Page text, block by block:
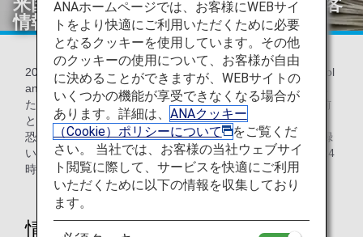
米国行き路線における米国CDCへの旅客
情報提供について
2025年11月25日より米国CDC（Centers for Disease Control
and Prevention）へのお客様情報の提供項目が変更されまし
たが、システムの改修が完了するまでの間、引き続き変更前
と同様にお客様情報の入力が必要になります。
恐れ入りますが、出発前日までに、ご予約情報
へご登録
いただくか、または、オンラインチェックイン
（出発24
時間前～）の際にご入力をお願いいたします。
情報提供項目
ANAホームページでは、お客様にWEBサイ
トをより快適にご利用いただくために必要
となるクッキーを使用しています。その他
のクッキーの使用について、お客様が自由
に決めることができますが、WEBサイトの
いくつかの機能が享受できなくなる場合が
あります。詳細は、 ANAクッキー
（Cookie）ポリシーについて
をご覧くだ
さい。 当社では、お客様の当社ウェブサイ
ト閲覧に際して、サービスを快適にご利用
いただくために以下の情報を収集しており
ます。